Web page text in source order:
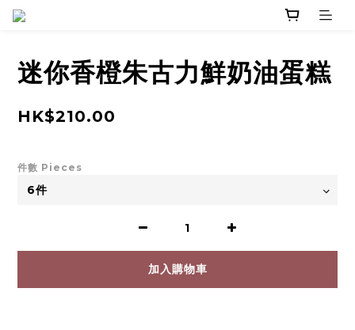
迷你香橙朱古力鮮奶油蛋糕
HK$210.00
件數 Pieces
加入購物車